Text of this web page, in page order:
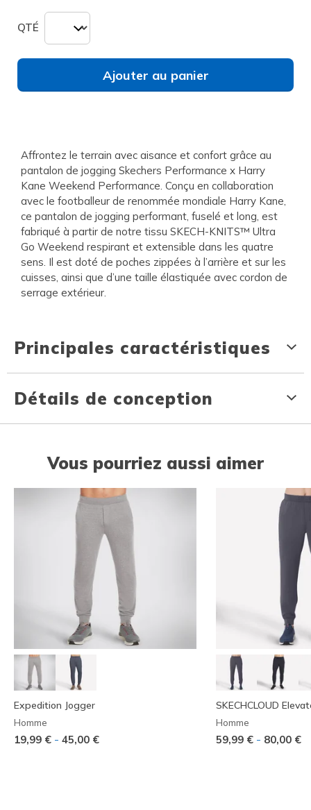
QTÉ
Ajouter au panier
Affrontez le terrain avec aisance et confort grâce au
pantalon de jogging Skechers Performance x Harry
Kane Weekend Performance. Conçu en collaboration
avec le footballeur de renommée mondiale Harry Kane,
ce pantalon de jogging performant, fuselé et long, est
fabriqué à partir de notre tissu SKECH-KNITS™ Ultra
Go Weekend respirant et extensible dans les quatre
sens. Il est doté de poches zippées à l’arrière et sur les
cuisses, ainsi que d’une taille élastiquée avec cordon de
serrage extérieur.
Principales caractéristiques
Détails de conception
Vous pourriez aussi aimer
Expedition Jogger
Homme
19,99 € - 45,00 €
SKECHCLOUD
Homme
59,99 € - 80,00 €